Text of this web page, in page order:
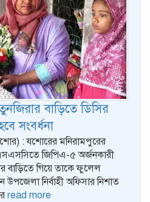
বাড়িতে ডিসির
সংবর্ধনা
: যশোরের মনিরামপুরের
জিপিএ-৫ অর্জনকারী
বাড়িতে গিয়ে তাকে ফুলেল
উপজেলা নির্বাহী অফিসার নিশাত
read more